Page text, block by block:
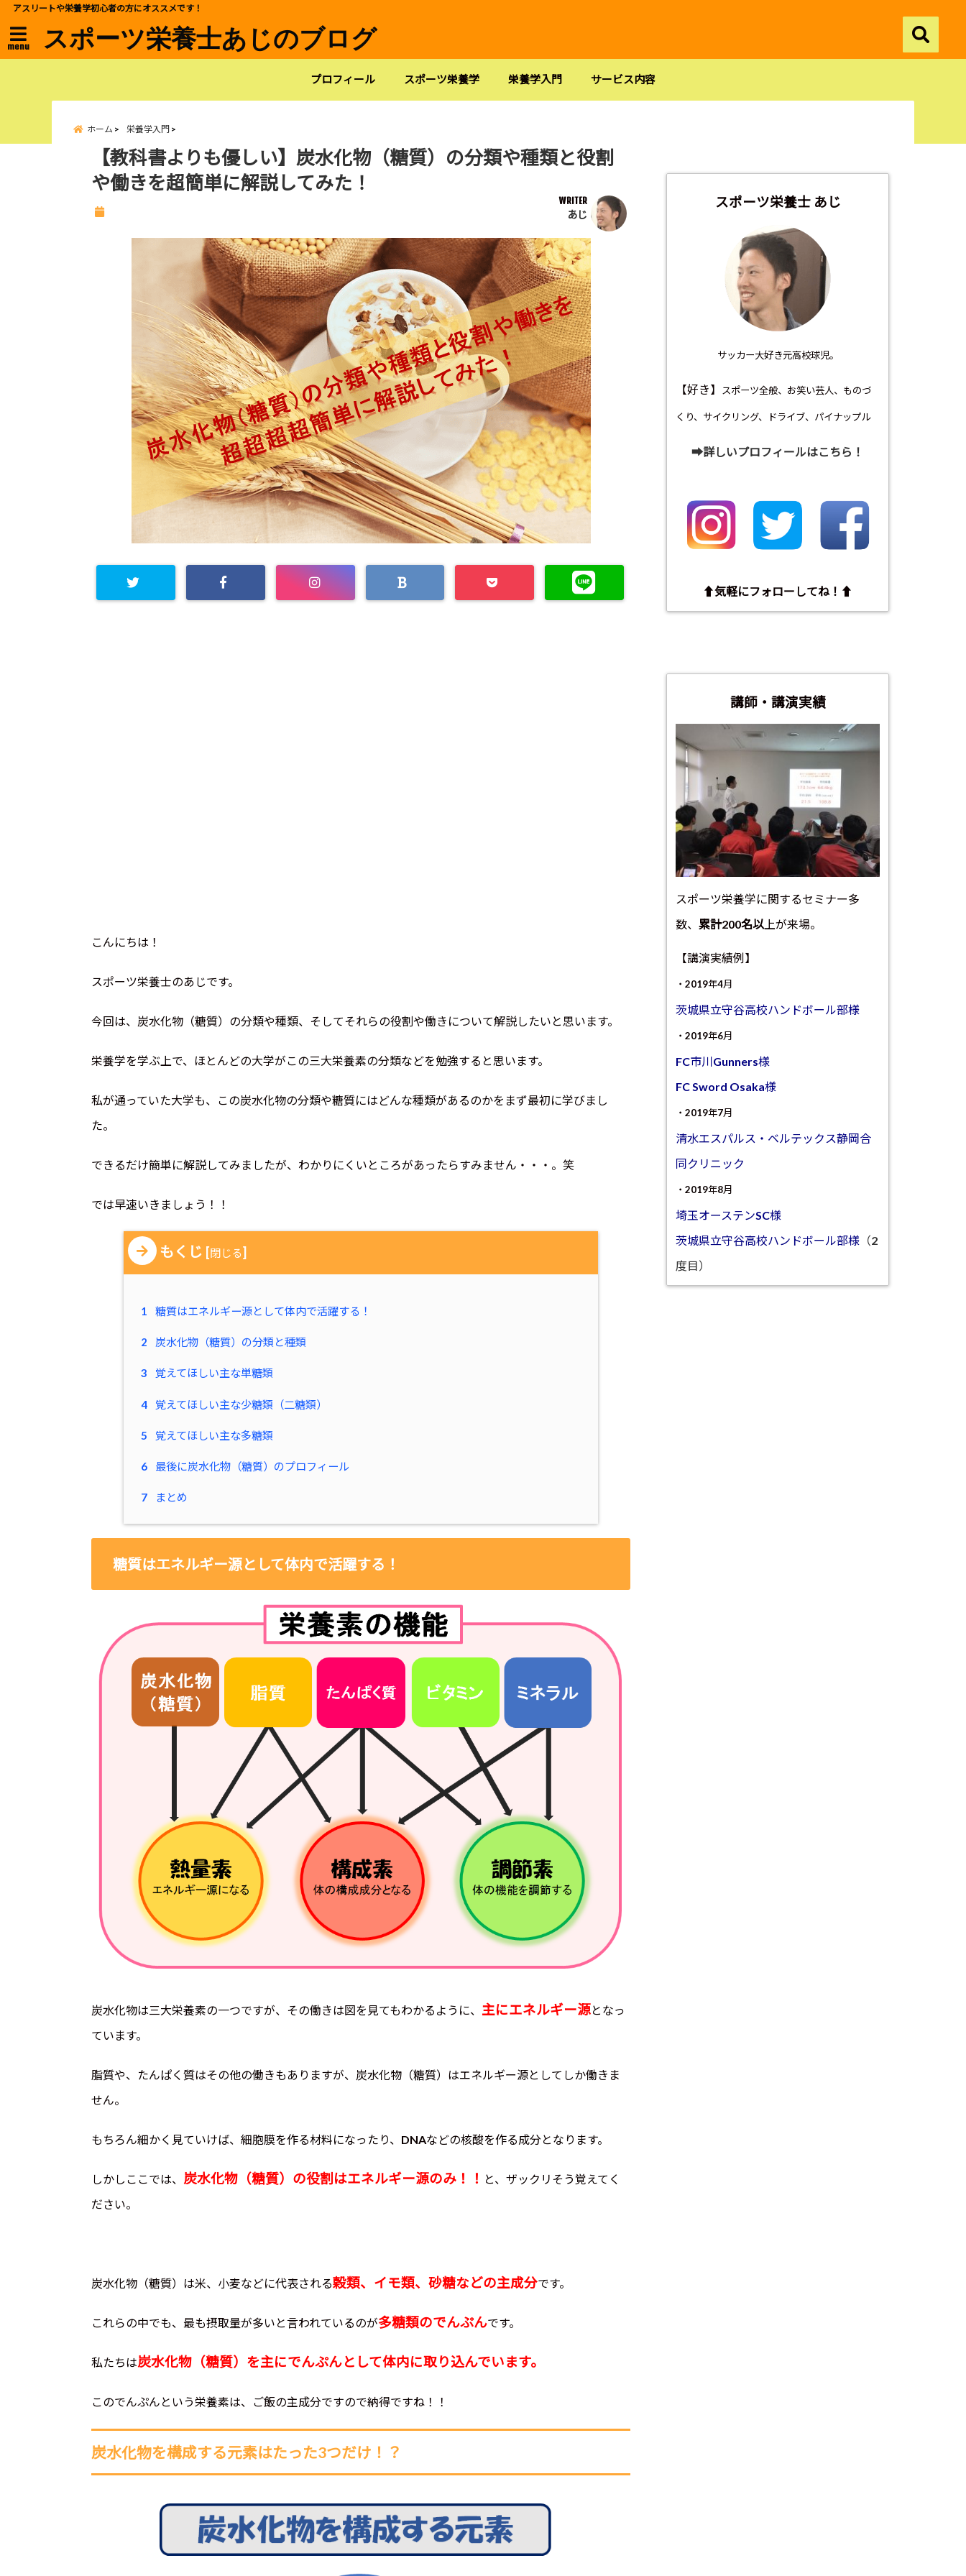
アスリートや栄養学初心者の方にオススメです！
menu スポーツ栄養士あじのブログ
プロフィール スポーツ栄養学 栄養学入門 サービス内容
ホーム 栄養学入門
【教科書よりも優しい】炭水化物（糖質）の分類や種類と役割
や働きを超簡単に解説してみた！
WRITER
あじ
こんにちは！
スポーツ栄養士のあじです。
今回は、炭水化物（糖質）の分類や種類、そしてそれらの役割や働きについて解説したいと思います。
栄養学を学ぶ上で、ほとんどの大学がこの三大栄養素の分類などを勉強すると思います。
私が通っていた大学も、この炭水化物の分類や糖質にはどんな種類があるのかをまず最初に学びまし
た。
できるだけ簡単に解説してみましたが、わかりにくいところがあったらすみません・・・。笑
では早速いきましょう！！
もくじ [閉じる]
1 糖質はエネルギー源として体内で活躍する！
2 炭水化物（糖質）の分類と種類
3 覚えてほしい主な単糖類
4 覚えてほしい主な少糖類（二糖類）
5 覚えてほしい主な多糖類
6 最後に炭水化物（糖質）のプロフィール
7 まとめ
糖質はエネルギー源として体内で活躍する！
炭水化物は三大栄養素の一つですが、その働きは図を見てもわかるように、 主にエネルギー源となっ
ています。
脂質や、たんぱく質はその他の働きもありますが、炭水化物（糖質）はエネルギー源としてしか働きま
せん。
もちろん細かく見ていけば、細胞膜を作る材料になったり、DNAなどの核酸を作る成分となります。
しかしここでは、 炭水化物（糖質）の役割はエネルギー源のみ！！ と、ザックリそう覚えてく
ださい。
炭水化物（糖質）は米、小麦などに代表される穀類、イモ類、砂糖などの主成分です。
これらの中でも、最も摂取量が多いと言われているのが多糖類のでんぷんです。
私たちは炭水化物（糖質）を主にでんぷんとして体内に取り込んでいます。
このでんぷんという栄養素は、ご飯の主成分ですので納得ですね！！
炭水化物を構成する元素はたった3つだけ！？
スポーツ栄養士 あじ
サッカー大好き元高校球児。
【好き】 スポーツ全般、お笑い芸人、ものづ
くり、サイクリング、ドライブ、パイナップル
➡︎詳しいプロフィールはこちら！
⬆︎気軽にフォローしてね！⬆︎
講師・講演実績
スポーツ栄養学に関するセミナー多
数、累計200名以 上が来場。
【講演実績例】
・2019年4月
茨城県立守谷高校ハンドボール部様
・2019年6月
FC市川Gunners様
FC Sword Osaka様
・2019年7月
清水エスパルス・ベルテックス静岡合
同クリニック
・2019年8月
埼玉オーステンSC様
茨城県立守谷高校ハンドボール部様 （2
度目）